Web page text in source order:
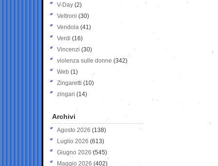
V-Day (2)
Veltroni (30)
Vendola (41)
Verdi (16)
Vincenzi (30)
violenza sulle donne (342)
Web (1)
Zingaretti (10)
zingari (14)
Archivi
Agosto 2026 (138)
Luglio 2026 (613)
Giugno 2026 (545)
Maggio 2026 (402)